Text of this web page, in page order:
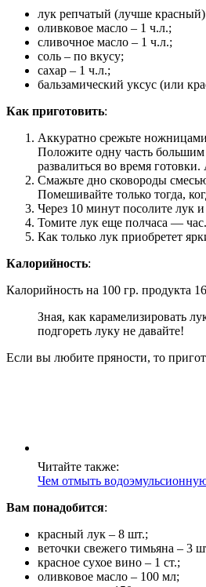
лук репчатый (лучше
оливковое масло – 1 ч.л.;
сливочное масло – 1 ч.л.;
соль – по вкусу;
сахар – 1 ч.л.;
бальзамический уксус (или
Как приготовить:
Аккуратно срежьте ножницами
Положите одну часть большим
развалиться во время
Смажьте дно сковороды
Помешивайте только тогда,
Через 10 минут посолите лук
Томите лук еще полчаса —
Как только лук приобретет
Калорийность:
Калорийность на 100 гр. продукта
Зная, как карамелизировать
подгореть луку не давайте!
Если вы любите пряности, то
Читайте также:
Чем отмыть
Вам понадобится:
красный лук – 8 шт.;
веточки свежего тимьяна – 3
красное сухое вино – 1 ст.;
оливковое масло – 100 мл;